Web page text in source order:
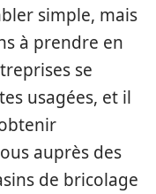
simple, mais
à prendre en
se
usagées, et il
auprès des
de bricolage